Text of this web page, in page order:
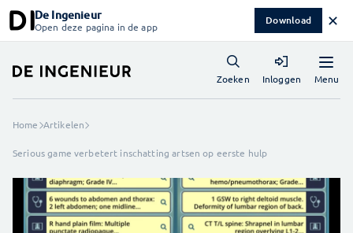
De Ingenieur
Open deze pagina in de app Download ✕
Menu
Zoeken Inloggen
Home Artikelen
Serious game verbetert inschatting artsen op eerste hulp